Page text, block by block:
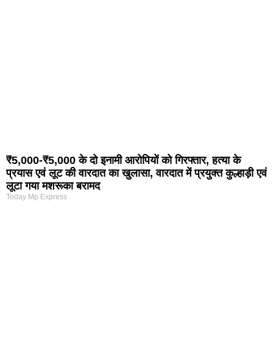
₹5,000-₹5,000 के दो इनामी आरोपियों को गिरफ्तार, हत्या के
प्रयास एवं लूट की वारदात का खुलासा, वारदात में प्रयुक्त कुल्हाड़ी एवं
लूटा गया मशरूका बरामद
Today Mp Express